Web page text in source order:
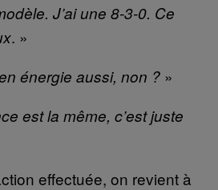
J’ai une 8-3-0. Ce
. »
énergie aussi, non ? »
est la même, c’est juste
effectuée, on revient à